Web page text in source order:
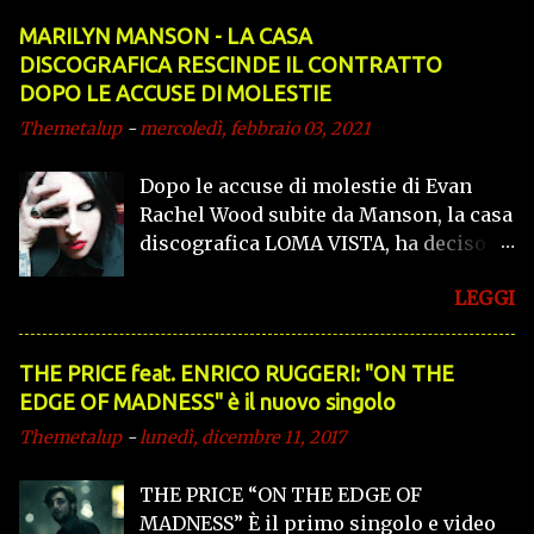
trasformato in fenomeno mediatico
con oltre un 1.000.000 di
visualizzazioni su YouTube. Ma
giorni, non ha niente a che fare con il
provino. Un ragazzo normale, serio,
con le idee molto chiare ed una
spiccata sensibilità umana e artistica.
mago, in una commedia ambientata a
Las Vegas . Con lui vedremo Steve
Carell , Olivia Wilde e Steve Buscemi ,
diretti da Don Scardino. L’uscita è
di Carrey... Sponsorizzati qui
MARILYN MANSON - LA CASA
DISCOGRAFICA RESCINDE IL CONTRATTO
DOPO LE ACCUSE DI MOLESTIE
Themetalup -mercoledì, febbraio 03, 2021
Dopo le accuse di molestie di Evan
Rachel Wood subite da Manson, la casa
discografica LOMA VISTA, ha deciso di
cantante, dichiarando '' Alla luce delle
inquietanti accuse mosse da Evan
confronti di Marilyn Manson, Loma
Vista interrompe da subito la
promozione dell'ultimo album del
voler più lavorare con Marilyn
Manson per i suoi futuri progetti".
LEGGI
THE PRICE feat. ENRICO RUGGERI: "ON THE
EDGE OF MADNESS" è il nuovo singolo
Themetalup -lunedì, dicembre 11, 2017
THE PRICE “ON THE EDGE OF
MADNESS” È il primo singolo e video